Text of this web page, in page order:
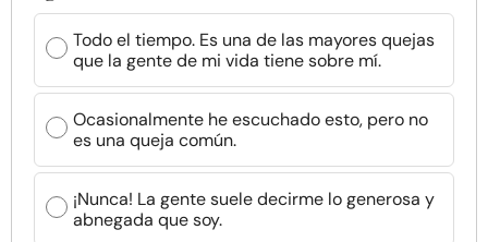
Todo el tiempo. Es una de las mayores quejas
que la gente de mi vida tiene sobre mí.
Ocasionalmente he escuchado esto, pero no
es una queja común.
¡Nunca! La gente suele decirme lo generosa y
abnegada que soy.